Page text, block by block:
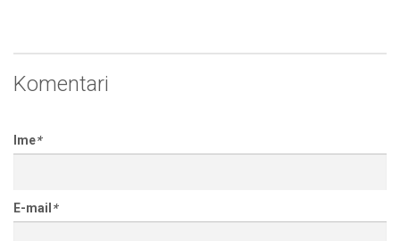
Komentari
Ime*
E-mail *